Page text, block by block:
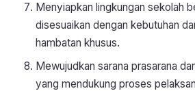
Menyiapkan lingkungan sekolah
disesuaikan dengan kebutuhan
hambatan khusus.
Mewujudkan sarana prasarana
yang mendukung proses